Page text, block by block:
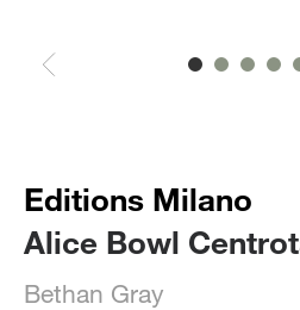
Editions Milano
Alice Bowl
Bethan Gray